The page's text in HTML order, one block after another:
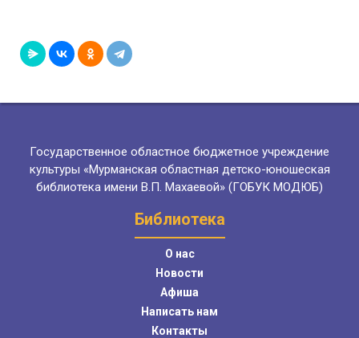
Государственное областное бюджетное учреждение
культуры «Мурманская областная детско-юношеская
библиотека имени В.П. Махаевой» (ГОБУК МОДЮБ)
Библиотека
О нас
Новости
Афиша
Написать нам
Контакты